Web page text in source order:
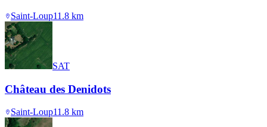
Saint-Loup11.8 km
SAT
Château des Denidots
Saint-Loup11.8 km